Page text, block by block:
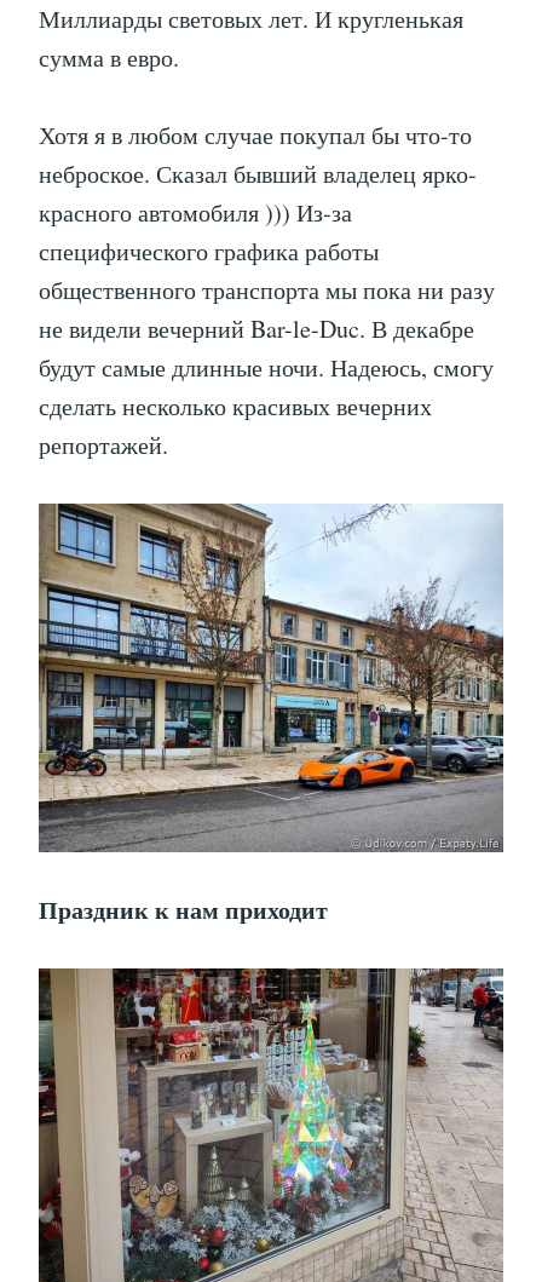
Миллиарды световых лет. И кругленькая
сумма в евро.
Хотя я в любом случае покупал бы что-то
неброское. Сказал бывший владелец ярко-
красного автомобиля ))) Из-за
специфического графика работы
общественного транспорта мы пока ни разу
не видели вечерний Bar-le-Duc. В декабре
будут самые длинные ночи. Надеюсь, смогу
сделать несколько красивых вечерних
репортажей.
Праздник к нам приходит